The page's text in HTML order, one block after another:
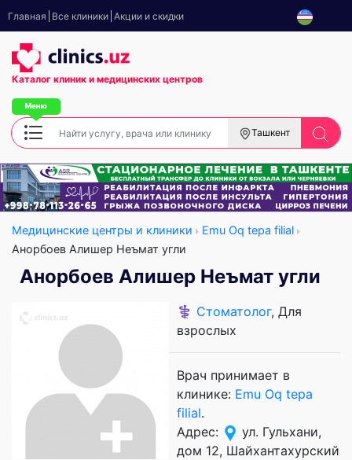
Главная Все клиники Акции и скидки
Каталог клиник и медицинских центров
Ташкент
Медицинские центры и клиники
Emu Oq tepa filial
Анорбоев Алишер Неъмат угли
Анорбоев Алишер Неъмат угли
⚕️ Стоматолог, Для
взрослых
Врач принимает в
клинике: Emu Oq tepa
filial.
Адрес:
ул. Гульхани,
дом 12, Шайхантахурский